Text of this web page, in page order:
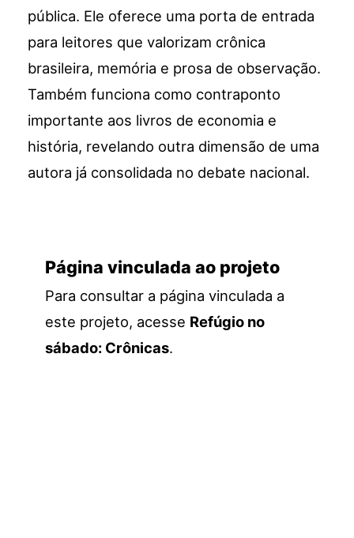
pública. Ele oferece uma porta de entrada
para leitores que valorizam crônica
brasileira, memória e prosa de observação.
Também funciona como contraponto
importante aos livros de economia e
história, revelando outra dimensão de uma
autora já consolidada no debate nacional.
Página vinculada ao projeto
Para consultar a página vinculada a
este projeto, acesse Refúgio no
sábado: Crônicas.